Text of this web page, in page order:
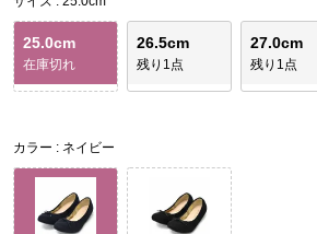
25.0cm
在庫切れ
26.5cm
残り1点
27.0cm
残り1点
カラー ネイビー